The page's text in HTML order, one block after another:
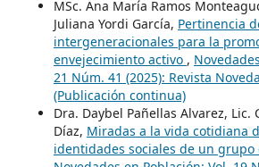
MSc. Ana María Ramos
Juliana Yordi García, Pertinencia
intergeneracionales para la
envejecimiento activo ,
21 Núm. 41 (2025): Revista
(Publicación continua)
Dra. Daybel Pañellas Alvarez, Lic.
Díaz, Miradas a la vida cotidiana
identidades sociales de un grupo